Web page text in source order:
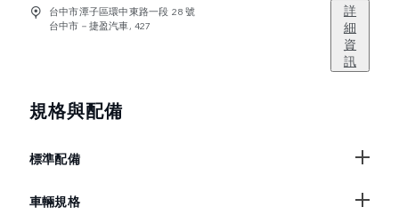
台中市潭子區環中東路一段 28 號
台中市－捷盈汽車, 427
詳
細
資
訊
規格與配備
標準配備
車輛規格